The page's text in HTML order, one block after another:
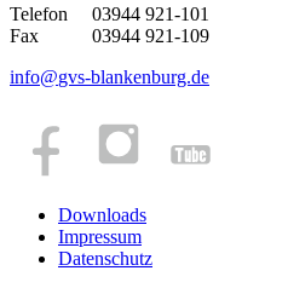
Telefon 03944 921-101
Fax 03944 921-109
info@gvs-blankenburg.de
Downloads
Impressum
Datenschutz